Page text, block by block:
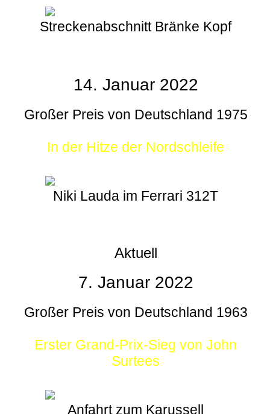
Streckenabschnitt Bränke Kopf
14. Januar 2022
Großer Preis von Deutschland 1975
In der Hitze der Nordschleife
Niki Lauda im Ferrari 312T
Aktuell
7. Januar 2022
Großer Preis von Deutschland 1963
Erster Grand-Prix-Sieg von John
Surtees
Anfahrt zum Karussell